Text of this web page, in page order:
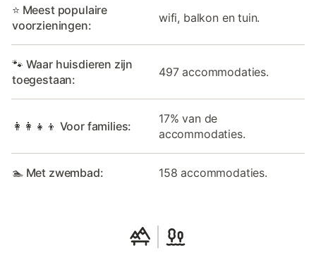
⭐ Meest populaire
voorzieningen:
wifi, balkon en tuin.
🐾 Waar huisdieren zijn
toegestaan:
497 accommodaties.
👩‍👩‍👧‍👦 Voor families:
17% van de
accommodaties.
🏊 Met zwembad: 158 accommodaties.